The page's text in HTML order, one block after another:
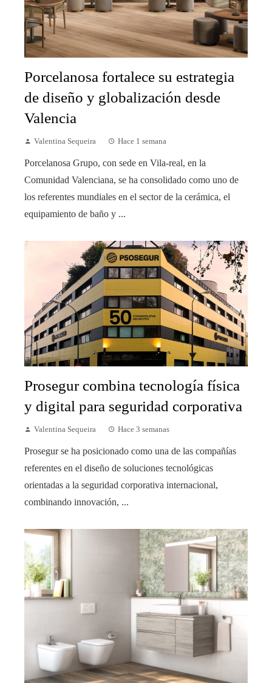
Porcelanosa fortalece su estrategia
de diseño y globalización desde
Valencia
Valentina Sequeira Hace 1 semana
Porcelanosa Grupo, con sede en Vila-real, en la
Comunidad Valenciana, se ha consolidado como uno de
los referentes mundiales en el sector de la cerámica, el
equipamiento de baño y ...
Prosegur combina tecnología física
y digital para seguridad corporativa
Valentina Sequeira Hace 3 semanas
Prosegur se ha posicionado como una de las compañías
referentes en el diseño de soluciones tecnológicas
orientadas a la seguridad corporativa internacional,
combinando innovación, ...